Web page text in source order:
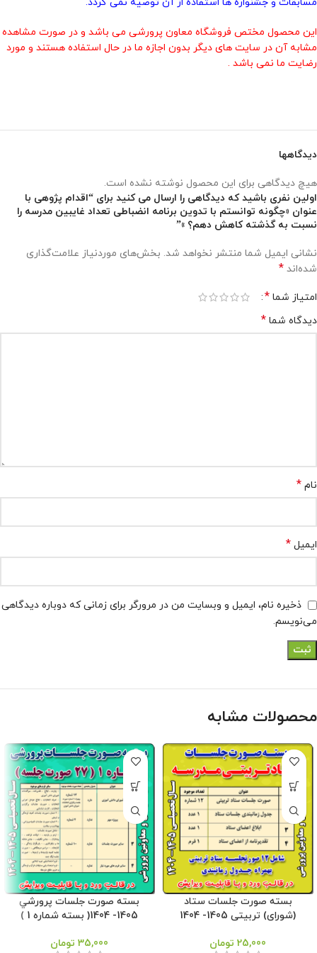
این محصول مختص فروشگاه معاون پرورشی می باشد و در صورت مشاهده
مشابه آن در سایت های دیگر بدون اجازه ما در حال استفاده هستند و مورد
رضایت ما نمی باشد .
دیدگاهها
هیچ دیدگاهی برای این محصول نوشته نشده است.
اولین نفری باشید که دیدگاهی را ارسال می کنید برای “اقدام پژوهی با
عنوان «چگونه توانستم با تدوین برنامه انضباطی تعداد غایبین مدرسه را
نسبت به گذشته کاهش دهم؟ »”
نشانی ایمیل شما منتشر نخواهد شد. بخش‌های موردنیاز علامت‌گذاری
شده‌اند *
امتیاز شما *
دیدگاه شما *
نام *
ایمیل *
ذخیره نام، ایمیل و وبسایت من در مرورگر برای زمانی که دوباره دیدگاهی
می‌نویسم.
محصولات مشابه
بسته صورت جلسات ستاد
(شورای) تربیتی 1405- 1404
25,000 تومان
بسته صورت جلسات پرورشي
1405- 1404( بسته شماره 1 )
35,000 تومان